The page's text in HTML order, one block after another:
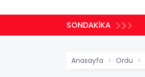
SONDAKİKA
Anasayfa Ordu